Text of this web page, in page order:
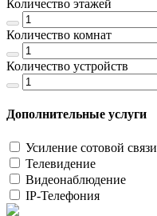
Количество этажей
Количество комнат
Количество устройств
Дополнительные услуги
Усиление сотовой связи
Телевидение
Видеонаблюдение
IP-Телефония